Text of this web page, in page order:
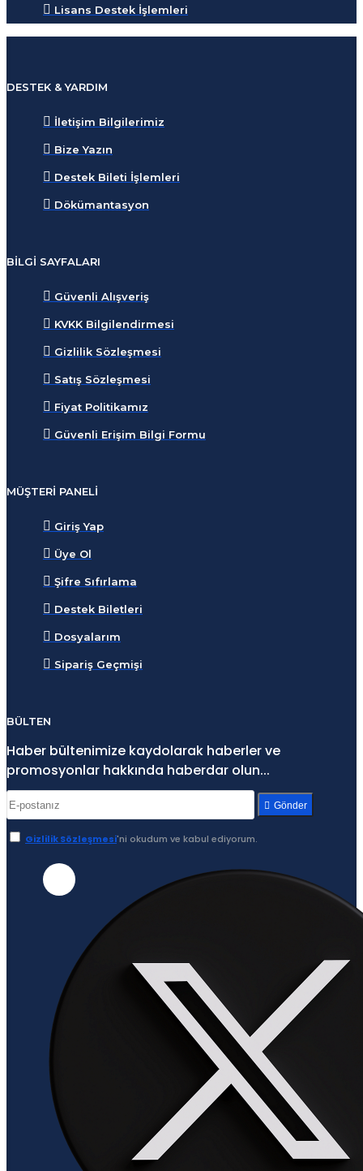
Lisans Destek İşlemleri
DESTEK & YARDIM
İletişim Bilgilerimiz
Bize Yazın
Destek Bileti İşlemleri
Dökümantasyon
BILGI SAYFALARI
Güvenli Alışveriş
KVKK Bilgilendirmesi
Gizlilik Sözleşmesi
Satış Sözleşmesi
Fiyat Politikamız
Güvenli Erişim Bilgi Formu
MÜŞTERI PANELI
Giriş Yap
Üye Ol
Şifre Sıfırlama
Destek Biletleri
Dosyalarım
Sipariş Geçmişi
BÜLTEN
Haber bültenimize kaydolarak haberler ve
promosyonlar hakkında haberdar olun...
Gönder
Gizlilik Sözleşmesi'ni okudum ve kabul ediyorum.